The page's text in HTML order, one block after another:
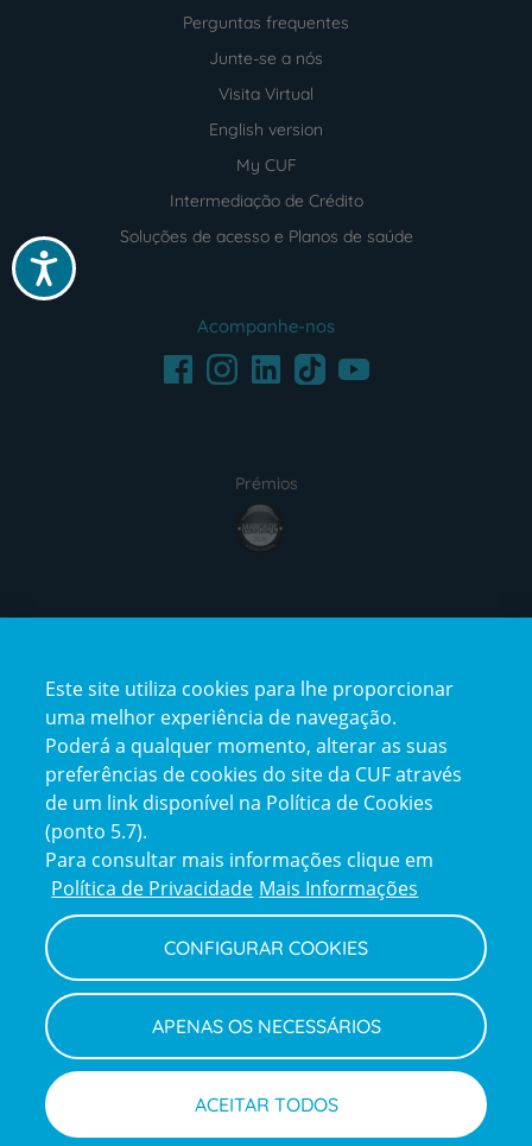
Acessibilidade
Perguntas frequentes
Junte-se a nós
Visita Virtual
English version
My CUF
Intermediação de Crédito
Soluções de acesso e Planos de saúde
Acompanhe-nos
FacebookInstagramLinkedInTikTokYoutube
Prémios
award4
certification2certification3
Reclamações
e
elogios
Policy
Política de Privacidade e Cookies
Termos e Condições
Declaração de Acessibilidade
Canal de Denúncias
Informações legais
Este site utiliza cookies para lhe proporcionar
uma melhor experiência de navegação.
Poderá a qualquer momento, alterar as suas
preferências de cookies do site da CUF através
de um link disponível na Política de Cookies
(ponto 5.7).
Para consultar mais informações clique em
Política de Privacidade Mais Informações
CONFIGURAR COOKIES
APENAS OS NECESSÁRIOS
ACEITAR TODOS